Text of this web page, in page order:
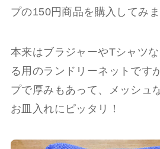
プの150円商品を購入してみま
本来はブラジャーやTシャツ
る用のランドリーネットです
プで厚みもあって、メッシュ
お皿入れにピッタリ！